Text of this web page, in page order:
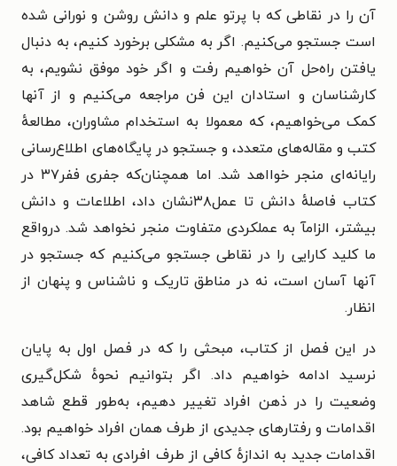
آن را در نقاطی که با پرتو علم و دانش روشن و نورانی شده
است جستجو می‌کنیم. اگر به مشکلی برخورد کنیم، به دنبال
یافتن راه‌حل آن خواهیم رفت و اگر خود موفق نشویم، به
کارشناسان و استادان این فن مراجعه می‌کنیم و از آنها
کمک می‌خواهیم، که معمولا به استخدام مشاوران، مطالعهٔ
کتب و مقاله‌های متعدد، و جستجو در پایگاه‌های اطلاع‌رسانی
رایانه‌ای منجر خوااهد شد. اما همچنان‌که جفری ففر۳۷ در
کتاب فاصلهٔ دانش تا عمل۳۸نشان داد، اطلاعات و دانش
بیشتر، الزامآ به عملکردی متفاوت منجر نخواهد شد. درواقع
ما کلید کارایی را در نقاطی جستجو می‌کنیم که جستجو در
آنها آسان است، نه در مناطق تاریک و ناشناس و پنهان از
انظار.
در این فصل از کتاب، مبحثی را که در فصل اول به پایان
نرسید ادامه خواهیم داد. اگر بتوانیم نحوهٔ شکل‌گیری
وضعیت را در ذهن افراد تغییر دهیم، به‌طور قطع شاهد
اقدامات و رفتارهای جدیدی از طرف همان افراد خواهیم بود.
اقدامات جدید به اندازهٔ کافی از طرف افرادی به تعداد کافی،